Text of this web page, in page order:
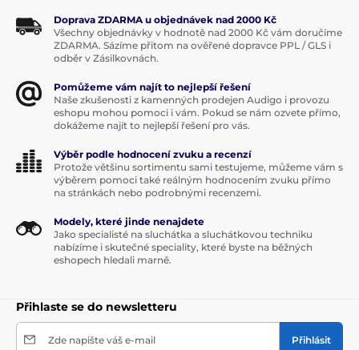
Doprava ZDARMA u objednávek nad 2000 Kč
Všechny objednávky v hodnotě nad 2000 Kč vám doručíme
ZDARMA. Sázíme přitom na ověřené dopravce PPL / GLS i
odběr v Zásilkovnách.
Pomůžeme vám najít to nejlepší řešení
Naše zkušenosti z kamenných prodejen Audigo i provozu
eshopu mohou pomoci i vám. Pokud se nám ozvete přímo,
dokážeme najít to nejlepší řešení pro vás.
Výběr podle hodnocení zvuku a recenzí
Protože většinu sortimentu sami testujeme, můžeme vám s
výběrem pomoci také reálným hodnocením zvuku přímo
na stránkách nebo podrobnými recenzemi.
Modely, které jinde nenajdete
Jako specialisté na sluchátka a sluchátkovou techniku
nabízíme i skutečné speciality, které byste na běžných
eshopech hledali marně.
Přihlaste se do newsletteru
Zde napište váš e-mail Přihlásit